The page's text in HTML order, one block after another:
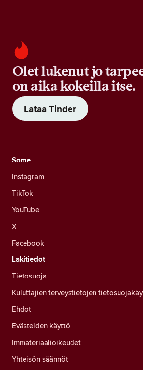
Olet lukenut jo
on aika kokeilla itse.
Lataa Tinder
Some
Instagram
TikTok
YouTube
X
Facebook
Lakitiedot
Tietosuoja
Kuluttajien terveystietojen
Ehdot
Evästeiden käyttö
Immateriaalioikeudet
Yhteisön säännöt